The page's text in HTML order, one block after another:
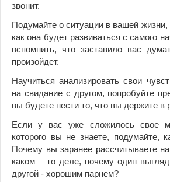
звонит.
Подумайте о ситуации в вашей жизни,
как она будет развиваться с самого
вспомнить, что заставило вас
произойдет.
Научиться анализировать свои
на свидание с другом, попробуйте
вы будете нести то, что вы держите в
Если у вас уже сложилось свое
которого вы не знаете, подумайте,
Почему вы заранее рассчитываете
каком – то деле, почему один
другой - хорошим парнем?